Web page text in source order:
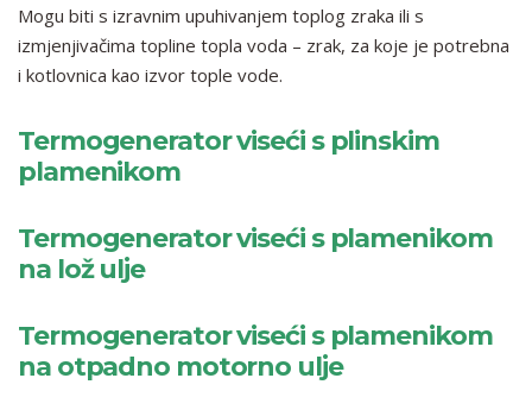
Mogu biti s izravnim upuhivanjem toplog zraka ili s
izmjenjivačima topline topla voda – zrak, za koje je potrebna
i kotlovnica kao izvor tople vode.
Termogenerator viseći s plinskim
plamenikom
Termogenerator viseći s plamenikom
na lož ulje
Termogenerator viseći s plamenikom
na otpadno motorno ulje